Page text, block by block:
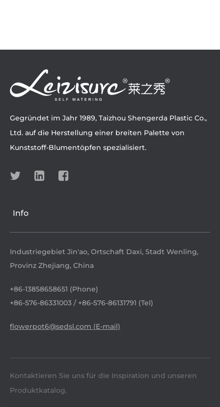
Gegründet im Jahr 1989, Taizhou Shengerda Plastic Co.,
Ltd. auf die Herstellung einer breiten Palette von
Kunststoff-Blumentöpfen spezialisiert.
Info
Industriegebiet Jin'ao, Ortschaft Daxi, Stadt Wenling,
Provinz Zhejiang, China
+86-13858658651 (Phone)
+86-576-86331003 / +86-576-86131791 (Tel)
flowerpot6@sedsl.com (E-mail)
Kontaktieren Sie uns für die Inspiration und unseren
Produktkatalog.